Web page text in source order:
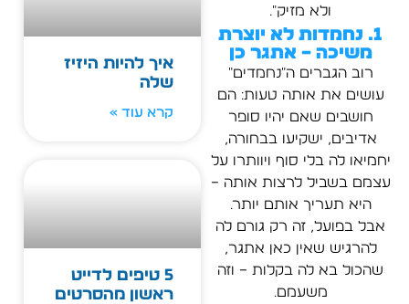
ולא מזיק".
1. נחמדות לא יוצרת
משיכה – אתגר כן
רוב הגברים ה"נחמדים"
עושים את אותה טעות: הם
חושבים שאם יהיו סופר
אדיבים, ישקיעו בבחורה,
יחמיאו לה בלי סוף ויוותרו על
עצמם בשביל לרצות אותה –
היא תעריך אותם יותר.
אבל בפועל, זה רק גורם לה
להרגיש שאין כאן אתגר,
שהכול בא לה בקלות – וזה
משעמם.
איך להיות היזיז
שלה
קרא עוד »
5 טיפים לדייט
ראשון מהסרטים